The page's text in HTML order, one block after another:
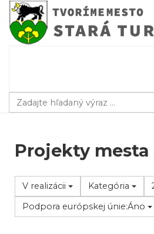
Prejsť
obsahu
Projekty mesta
V realizácii Kategória
Podpora európskej únie:Áno